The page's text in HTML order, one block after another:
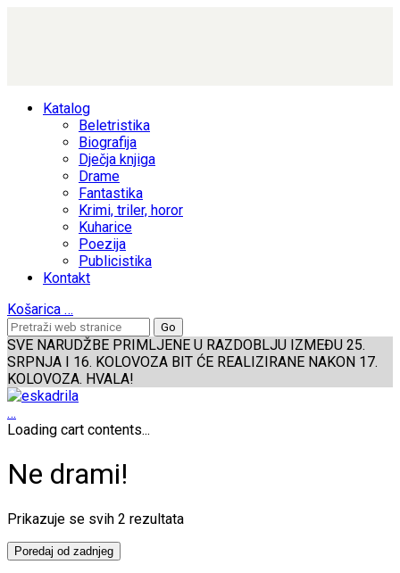
Katalog
Beletristika
Biografija
Dječja knjiga
Drame
Fantastika
Krimi, triler, horor
Kuharice
Poezija
Publicistika
Kontakt
Košarica …
SVE NARUDŽBE PRIMLJENE U RAZDOBLJU IZMEĐU 25.
SRPNJA I 16. KOLOVOZA BIT ĆE REALIZIRANE NAKON 17.
KOLOVOZA. HVALA!
…
Loading cart contents...
Ne drami!
Prikazuje se svih 2 rezultataPoredano
Poredaj od zadnjeg